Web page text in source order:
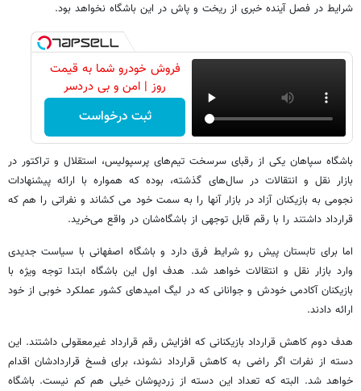
شرایط در فصل آینده خبری از ریخت و پاش در این باشگاه نخواهد بود.
فروش خودرو شما به قیمت
روز | امن و بی دردسر
ثبت درخواست
باشگاه سپاهان یکی از رقبای سرسخت تیم‌های پرسپولیس، استقلال و تراکتور در
بازار نقل و انتقالات در سال‌های گذشته، بوده که همواره با ارائه پیشنهادات
نجومی به بازیکنان آزاد در بازار آنها را به سمت خود می کشاند و نفراتی را هم که
قرارداد داشتند را با رقم قابل توجهی از باشگاه‌شان در واقع می‌خرید.
اما برای تابستان پیش رو شرایط فرق دارد و باشگاه اصفهانی با سیاست جدیدی
وارد بازار نقل و انتقالات خواهد شد. هدف اول این باشگاه ابتدا توجه ویژه با
بازیکنان آکادمی خودش و جوانانی که در لیگ امیدهای کشور عملکرد خوبی از خود
ارائه دادند.
هدف دوم کاهش قرارداد بازیکنانی که افزایش رقم قرارداد غیرمعقولی داشتند. این
دسته از نفرات اگر راضی به کاهش قرارداد نشوند، برای فسخ قراردادشان اقدام
خواهد شد. البته که تعداد این دسته از زردپوشان خیلی هم کم نیست. باشگاه